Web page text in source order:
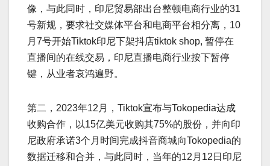
像，与此同时，印尼贸易部出台整顿电商行业的31
号新规，要求社交媒体平台和电商平台相分离，10
月7号开始Tiktok印尼下架抖店tiktok shop, 暂停在
直播间的在线交易，印尼直播电商行业按下暂停
键，从业者哀鸿遍野。
第二，2023年12月，Tiktok宣布与Tokopedia达成
收购合作，以15亿美元收购其75%的股份，并向印
尼政府承诺3个月时间完成抖音商城向Tokopedia的
数据迁移和合并，与此同时，当年的12月12日印尼